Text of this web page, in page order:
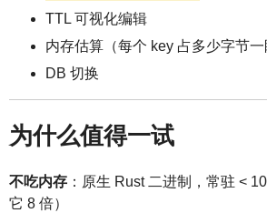
TTL 可视化编辑
内存估算（每个 key 占多少字节一
DB 切换
为什么值得一试
不吃内存 ：原生 Rust 二进制，常驻 <
它 8 倍）